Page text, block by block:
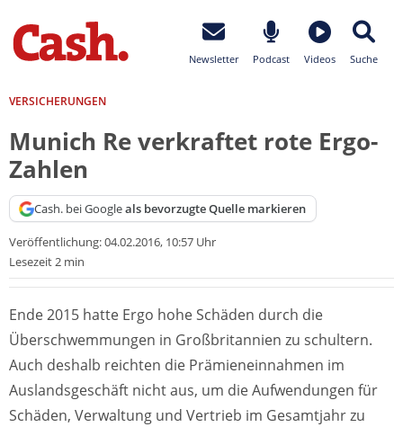
Newsletter Podcast Videos Suche
VERSICHERUNGEN
Munich Re verkraftet rote Ergo-
Zahlen
Cash. bei Googleals bevorzugte Quelle markieren
Veröffentlichung:04.02.2016, 10:57 Uhr
Lesezeit 2 min
Ende 2015 hatte Ergo hohe Schäden durch die
Überschwemmungen in Großbritannien zu schultern.
Auch deshalb reichten die Prämieneinnahmen im
Auslandsgeschäft nicht aus, um die Aufwendungen für
Schäden, Verwaltung und Vertrieb im Gesamtjahr zu